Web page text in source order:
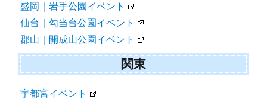
盛岡｜岩手公園イベント
仙台｜勾当台公園イベント
郡山｜開成山公園イベント
関東
宇都宮イベント